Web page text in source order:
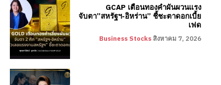
GCAP เตือนทองคำผันผวนแรง
จับตา”สหรัฐฯ-อิหร่าน” ชี้ชะตาดอกเบี้ย
เฟด
Business Stocks สิงหาคม 7, 2026